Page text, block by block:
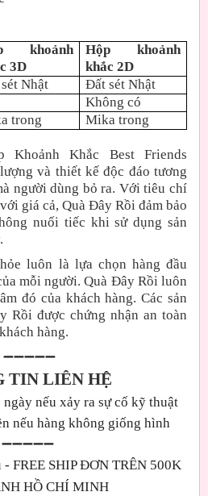
khoảnh
3D
Hộp khoảnh
khắc 2D
Nhật
Đất sét Nhật
Không có
trong Mika trong
Khoảnh Khắc Best Friends
và thiết kế độc đáo tương
người dùng bỏ ra. Với tiêu chí
giá cả, Quà Đây Rồi đảm bảo
nuối tiếc khi sử dụng sản
luôn là lựa chọn hàng đầu
mỗi người. Quà Đây Rồi luôn
đó của khách hàng. Các sản
Rồi được chứng nhận an toàn
hàng.
➖➖➖➖➖
TIN LIÊN HỆ
nếu xảy ra sự cố kỹ thuật
nếu hàng không giống hình
➖➖➖➖➖
FREE SHIP ĐƠN TRÊN 500K
HỒ CHÍ MINH